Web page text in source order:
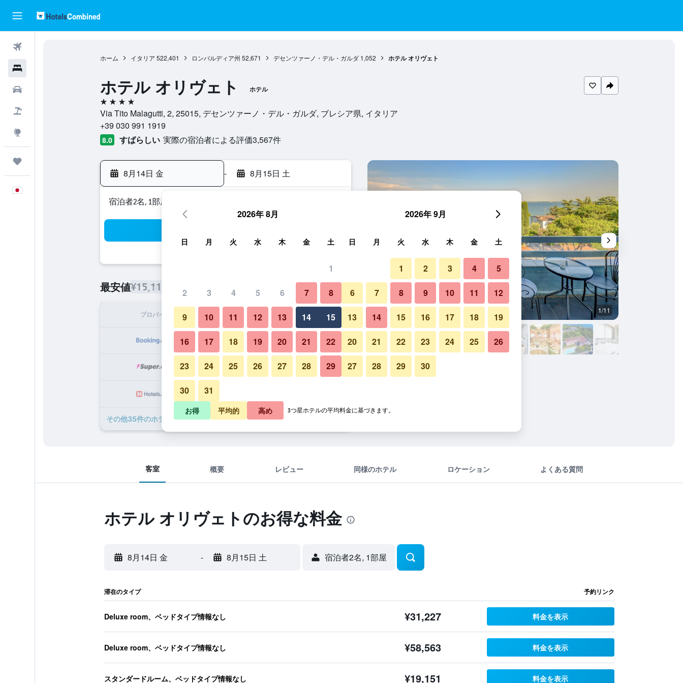
ホーム イタリア 522,401 ロンバルディア州 52,671 デセンツァーノ・デル・ガルダ 1,052 ホテル オリヴェト
ホテル オリヴェト ホテル
4つ星
Via Tito Malagutti, 2, 25015, デセンツァーノ・デル・ガルダ, ブレシア県, イタリア
+39 030 991 1919
8.0 すばらしい 実際の宿泊者による評価3,567​件
8月14日 金 - 8月15日 土
宿泊者2名, 1​部屋
最安値¥15,112
プロバイダ 1泊あたり合計
¥15,112 プランを見る
¥15,940 プランを見る
​その他35​件のホテル オリヴェトのオファー
バルコニー 1/11
ホテル オリヴェトの写真
客室 概要 レビュー 同様のホテル ロケーション よくある質問
ホテル オリヴェトのお得な料金
8月14日 金 - 8月15日 土 宿泊者2名, 1​部屋
滞在のタイプ 予約リンク
Deluxe room、ベッドタイプ情報なし ¥31,227 料金を表示
Deluxe room、ベッドタイプ情報なし ¥58,563 料金を表示
スタンダードルーム、ベッドタイプ情報なし ¥19,151 料金を表示
2026年 8月
日 月 火 水 木 金 土
1
2 3 4 5 6 7 8
9 10 11 12 13 14 15
16 17 18 19 20 21 22
23 24 25 26 27 28 29
30 31
2026年 9月
日 月 火 水 木 金 土
1 2 3 4 5
6 7 8 9 10 11 12
13 14 15 16 17 18 19
20 21 22 23 24 25 26
27 28 29 30
お得 平均的 高め 3つ星ホテルの平均料金に基づきます。